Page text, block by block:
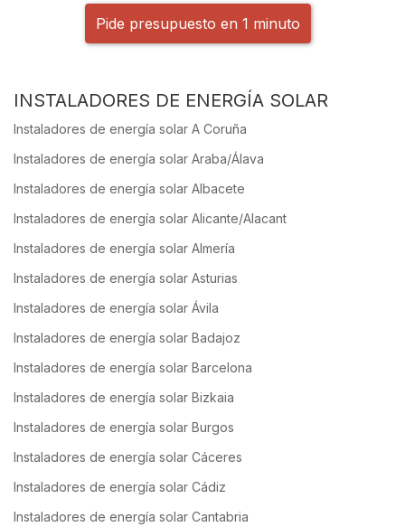
Pide presupuesto en 1 minuto
INSTALADORES DE ENERGÍA SOLAR
Instaladores de energía solar A Coruña
Instaladores de energía solar Araba/Álava
Instaladores de energía solar Albacete
Instaladores de energía solar Alicante/Alacant
Instaladores de energía solar Almería
Instaladores de energía solar Asturias
Instaladores de energía solar Ávila
Instaladores de energía solar Badajoz
Instaladores de energía solar Barcelona
Instaladores de energía solar Bizkaia
Instaladores de energía solar Burgos
Instaladores de energía solar Cáceres
Instaladores de energía solar Cádiz
Instaladores de energía solar Cantabria